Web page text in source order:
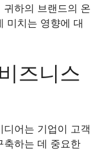
귀하의 브랜드의 온
미치는 영향에 대
즈니스
어는 기업이 고객
축하는 데 중요한